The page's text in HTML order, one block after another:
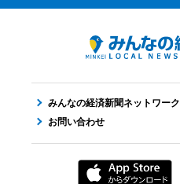
みんなの経済新聞ネットワーク
お問い合わせ